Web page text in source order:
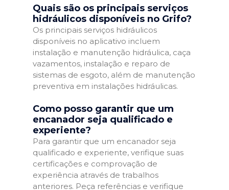
Quais são os principais serviços
hidráulicos disponíveis no Grifo?
Os principais serviços hidráulicos
disponíveis no aplicativo incluem
instalação e manutenção hidráulica, caça
vazamentos, instalação e reparo de
sistemas de esgoto, além de manutenção
preventiva em instalações hidráulicas.
Como posso garantir que um
encanador seja qualificado e
experiente?
Para garantir que um encanador seja
qualificado e experiente, verifique suas
certificações e comprovação de
experiência através de trabalhos
anteriores. Peça referências e verifique